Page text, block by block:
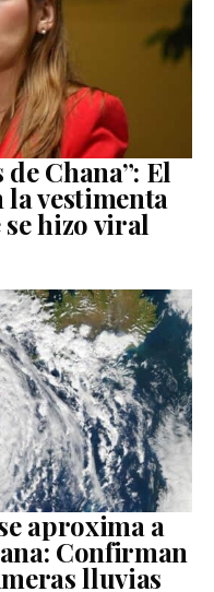
de Chana”: El
la vestimenta
hizo viral
aproxima a
Confirman
lluvias